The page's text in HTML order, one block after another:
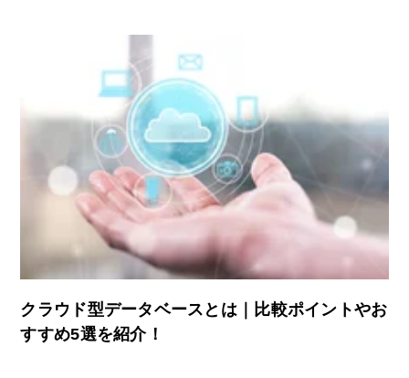
クラウド型データベースとは｜比較ポイントやお
すすめ5選を紹介！